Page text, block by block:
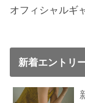
オフィシャルギ
新着エントリ